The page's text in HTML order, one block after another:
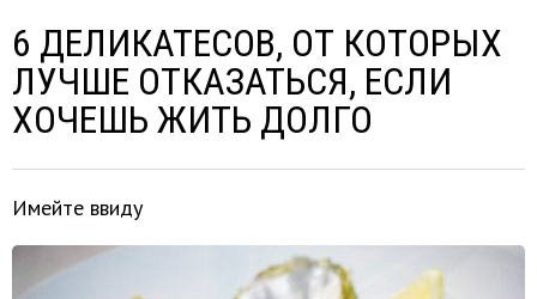
6 ДЕЛИКАТЕСОВ, ОТ КОТОРЫХ
ЛУЧШЕ ОТКАЗАТЬСЯ, ЕСЛИ
ХОЧЕШЬ ЖИТЬ ДОЛГО
Имейте ввиду